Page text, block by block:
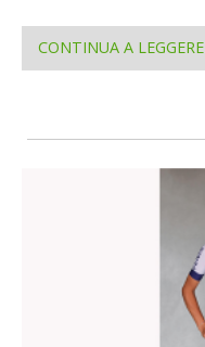
CONTINUA A LEGGERE